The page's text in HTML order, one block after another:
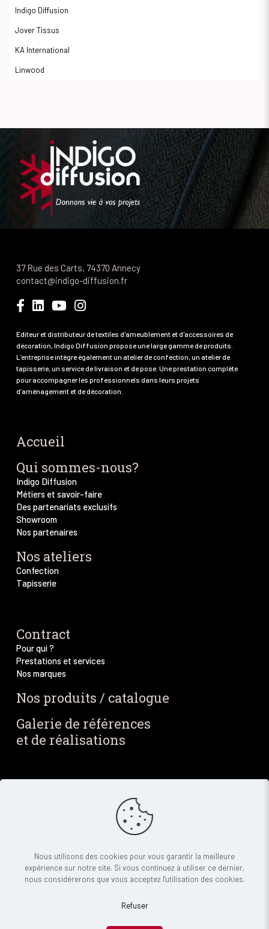
Indigo Diffusion
Jover Tissus
KA International
Linwood
37 Rue des Carts, 74370 Annecy
contact@indigo-diffusion.fr
Editeur et distributeur de textiles d'ameublement et d'accessoires de
décoration, Indigo Diffusion propose une large gamme de produits.
L’entreprise intègre également un atelier de confection, un atelier de
tapisserie, un service de livraison et de pose. Une prestation complète
pour accompagner les professionnels dans leurs projets
d’aménagement et de décoration.
Accueil
Qui sommes-nous?
Indigo Diffusion
Métiers et savoir-faire
Des partenariats exclusifs
Showroom
Nos partenaires
Nos ateliers
Confection
Tapisserie
Contract
Pour qui ?
Prestations et services
Nos marques
Nos produits / catalogue
Galerie de références
et de réalisations
Contact
Demande de devis
Nous utilisons des cookies pour vous garantir la meilleure
expérience sur notre site. Si vous continuez à utiliser ce dernier,
nous considérerons que vous acceptez l'utilisation des cookies.
Refuser